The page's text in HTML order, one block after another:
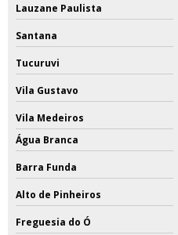
Lauzane Paulista
Santana
Tucuruvi
Vila Gustavo
Vila Medeiros
Água Branca
Barra Funda
Alto de Pinheiros
Freguesia do Ó